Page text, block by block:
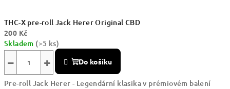
THC-X pre-roll Jack Herer Original CBD
200 Kč
Skladem (>5 ks)
+
− Do košíku
Pre-roll Jack Herer - Legendární klasika v prémiovém balení